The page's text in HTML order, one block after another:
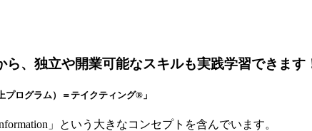
、独立や開業可能なスキルも実践学習できます
ログラム）＝テイクティング®」
」という大きなコンセプトを含んでいます。